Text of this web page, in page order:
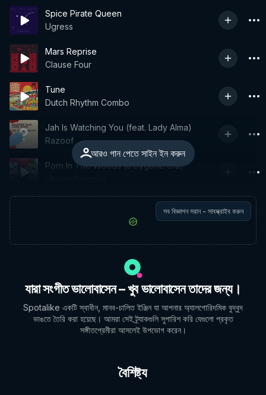
Spice Pirate Queen
Ugress
Mars Reprise
Clause Four
Tune
Dutch Rhythm Combo
আরও গান পেতে সাইন ইন করুন
Jah Is Watching You (feat. Lady Alma)
Razoof
Porn In The Woods (a bygone era)
সব বিজ্ঞাপন সরান - সাবস্ক্রাইব করুন
যারা সংগীত ভালোবাসেন – খুব ভালোবাসেন তাদের জন্য।
Spotalike একটি স্বাধীন, মানব-চালিত ইঞ্জিন যা আপনার অ্যালগোরিদমিক বুদ্বুদ
ভাঙতে তৈরি করা হয়েছে। আমরা সেই ট্র্যাকগুলি সুপারিশ করি যেগুলো প্রকৃত
সঙ্গীতপ্রেমীরা আসলেই উপভোগ করেন।
বৈশিষ্ট্য